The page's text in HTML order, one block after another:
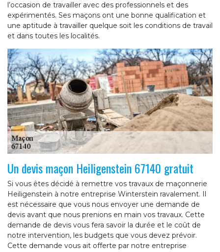
l’occasion de travailler avec des professionnels et des
expérimentés. Ses maçons ont une bonne qualification et
une aptitude à travailler quelque soit les conditions de travail
et dans toutes les localités.
Un devis maçon Heiligenstein 67140 gratuit
Si vous êtes décidé à remettre vos travaux de maçonnerie
Heiligenstein à notre entreprise Winterstein ravalement. Il
est nécessaire que vous nous envoyer une demande de
devis avant que nous prenions en main vos travaux. Cette
demande de devis vous fera savoir la durée et le coût de
notre intervention, les budgets que vous devez prévoir.
Cette demande vous ait offerte par notre entreprise